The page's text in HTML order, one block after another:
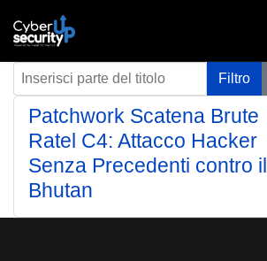
Inserisci parte del titolo Filtro
Patchwork Scatena Brute
Ratel C4: Attacco Hacker
Senza Precedenti contro il
Bhutan